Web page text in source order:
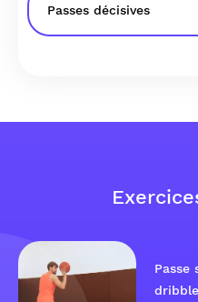
Passes décisives
Passe
dribble